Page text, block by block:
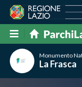
Monumento
La Frasca